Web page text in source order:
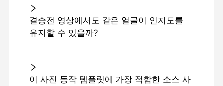
결승전 영상에서도 같은 얼굴이 인지도를
유지할 수 있을까?
이 사진 동작 템플릿에 가장 적합한 소스 사